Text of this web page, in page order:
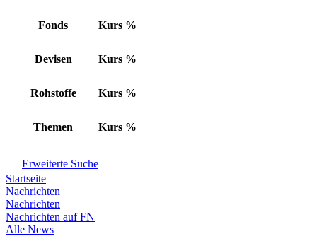
Fonds Kurs %
Devisen Kurs %
Rohstoffe Kurs %
Themen Kurs %
Erweiterte Suche
Startseite
Nachrichten
Nachrichten
Nachrichten auf FN
Alle News